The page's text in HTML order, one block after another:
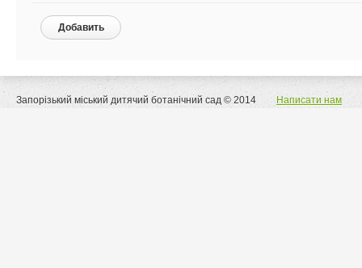
Добавить
Запорізький міський дитячий ботанічний сад © 2014 Написати нам